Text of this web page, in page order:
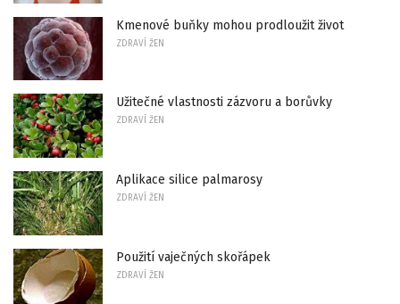
Kmenové buňky mohou prodloužit život
ZDRAVÍ ŽEN
Užitečné vlastnosti zázvoru a borůvky
ZDRAVÍ ŽEN
Aplikace silice palmarosy
ZDRAVÍ ŽEN
Použití vaječných skořápek
ZDRAVÍ ŽEN